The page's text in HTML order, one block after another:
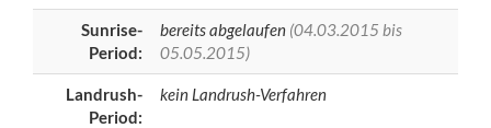
Sunrise-
Period:
bereits abgelaufen (04.03.2015 bis
05.05.2015)
Landrush-
Period:
kein Landrush-Verfahren